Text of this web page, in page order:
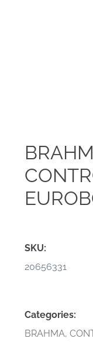
SKU:
20656331
Categories:
BRAHMA,